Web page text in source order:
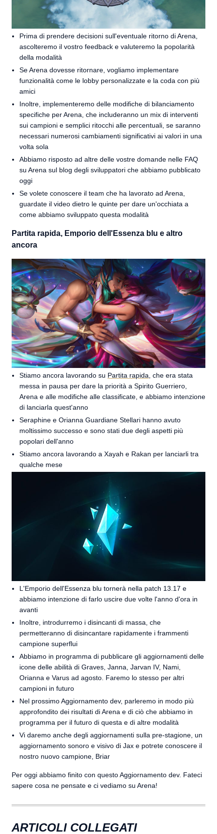
Prima di prendere decisioni sull'eventuale ritorno di Arena,
ascolteremo il vostro feedback e valuteremo la popolarità
della modalità
Se Arena dovesse ritornare, vogliamo implementare
funzionalità come le lobby personalizzate e la coda con più
amici
Inoltre, implementeremo delle modifiche di bilanciamento
specifiche per Arena, che includeranno un mix di interventi
sui campioni e semplici ritocchi alle percentuali, se saranno
necessari numerosi cambiamenti significativi ai valori in una
volta sola
Abbiamo risposto ad altre delle vostre domande nelle FAQ
su Arena sul blog degli sviluppatori che abbiamo pubblicato
oggi
Se volete conoscere il team che ha lavorato ad Arena,
guardate il video dietro le quinte per dare un'occhiata a
come abbiamo sviluppato questa modalità
Partita rapida, Emporio dell'Essenza blu e altro
ancora
Stiamo ancora lavorando su Partita rapida, che era stata
messa in pausa per dare la priorità a Spirito Guerriero,
Arena e alle modifiche alle classificate, e abbiamo intenzione
di lanciarla quest'anno
Seraphine e Orianna Guardiane Stellari hanno avuto
moltissimo successo e sono stati due degli aspetti più
popolari dell'anno
Stiamo ancora lavorando a Xayah e Rakan per lanciarli tra
qualche mese
L'Emporio dell'Essenza blu tornerà nella patch 13.17 e
abbiamo intenzione di farlo uscire due volte l'anno d'ora in
avanti
Inoltre, introdurremo i disincanti di massa, che
permetteranno di disincantare rapidamente i frammenti
campione superflui
Abbiamo in programma di pubblicare gli aggiornamenti delle
icone delle abilità di Graves, Janna, Jarvan IV, Nami,
Orianna e Varus ad agosto. Faremo lo stesso per altri
campioni in futuro
Nel prossimo Aggiornamento dev, parleremo in modo più
approfondito dei risultati di Arena e di ciò che abbiamo in
programma per il futuro di questa e di altre modalità
Vi daremo anche degli aggiornamenti sulla pre-stagione, un
aggiornamento sonoro e visivo di Jax e potrete conoscere il
nostro nuovo campione, Briar
Per oggi abbiamo finito con questo Aggiornamento dev. Fateci
sapere cosa ne pensate e ci vediamo su Arena!
ARTICOLI COLLEGATI